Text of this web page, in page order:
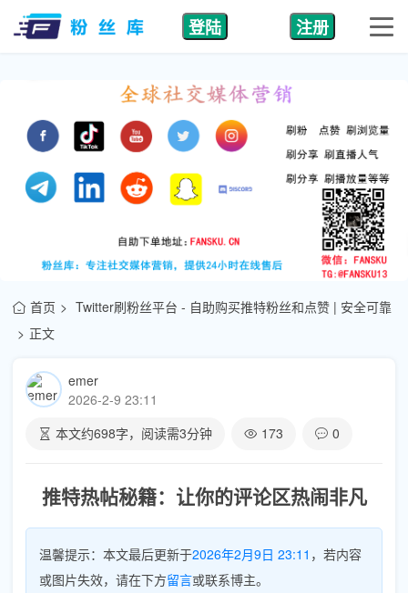
登陆 注册
首页
Twitter刷粉丝平台 - 自助购买推特粉丝和点赞 | 安全可靠
正文
emer
2026-2-9 23:11
本文约698字，阅读需3分钟 173 0
推特热帖秘籍：让你的评论区热闹非凡
温馨提示：本文最后更新于2026年2月9日 23:11 ，若内容
或图片失效，请在下方留言或联系博主。